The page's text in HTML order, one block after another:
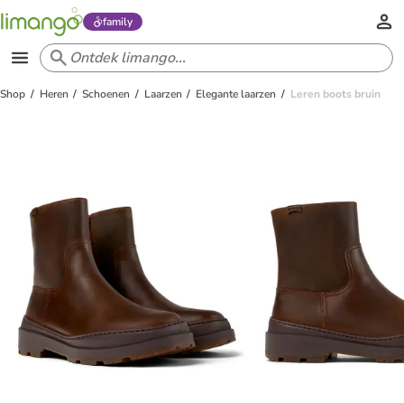
family
Shop Heren Schoenen Laarzen Elegante laarzen Leren boots bruin